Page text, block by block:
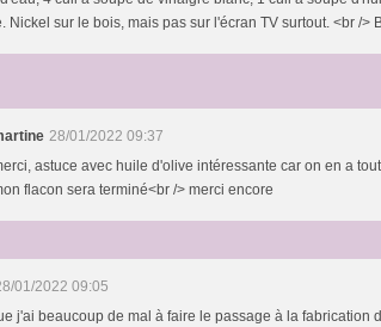
Nickel sur le bois, mais pas sur l'écran TV surtout. <br />
28/01/2022 09:37
astuce avec huile d'olive intéressante car on en a
flacon sera terminé<br /> merci encore
01/2022 09:05
j'ai beaucoup de mal à faire le passage à la fabrication